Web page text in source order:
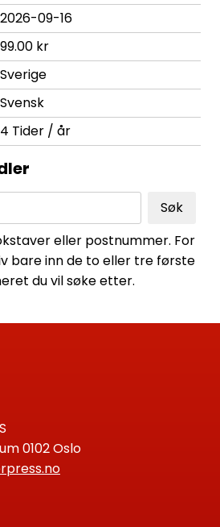
2026-09-16
99.00 kr
Sverige
Svensk
4 Tider / år
Søk
eller postnummer. For
bare inn de to eller tre første
du vil søke etter.
0102 Oslo